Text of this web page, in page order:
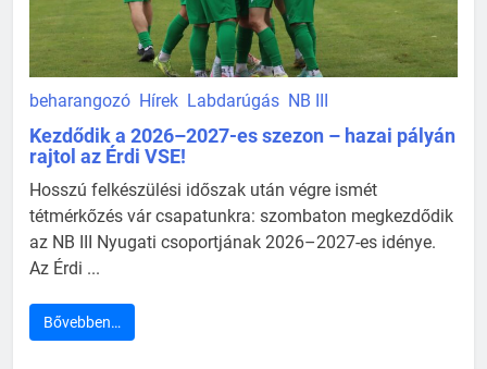
beharangozó Hírek Labdarúgás NB III
Kezdődik a 2026–2027-es szezon – hazai pályán
rajtol az Érdi VSE!
Hosszú felkészülési időszak után végre ismét
tétmérkőzés vár csapatunkra: szombaton megkezdődik
az NB III Nyugati csoportjának 2026–2027-es idénye.
Az Érdi ...
Bővebben…